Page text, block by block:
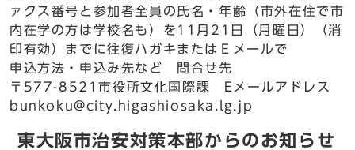
ァクス番号と参加者全員の氏名・年齢（市外在住で市
内在学の方は学校名も）を11月21日（月曜日）（消
印有効）までに往復ハガキまたはＥメールで
申込方法・申込み先など 問合せ先
〒577-8521市役所文化国際課 Eメールアドレス
bunkoku@city.higashiosaka.lg.jp
東大阪市治安対策本部からのお知らせ